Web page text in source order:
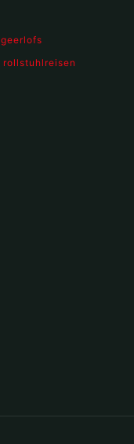
geerlofs
rollstuhlreisen